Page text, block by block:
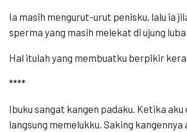
Ia masih mengurut-urut penisku, lalu ia
sperma yang masih melekat di ujung
Hal itulah yang membuatku berpikir
****
Ibuku sangat kangen padaku. Ketika aku
langsung memelukku. Saking kangennya